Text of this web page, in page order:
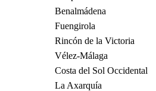
Benalmádena
Fuengirola
Rincón de la Victoria
Vélez-Málaga
Costa del Sol Occidental
La Axarquía